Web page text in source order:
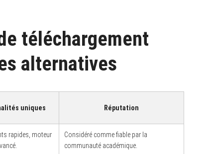
téléchargement
alternatives
uniques Réputation
rapides, moteur
Considéré comme fiable par la
communauté académique.